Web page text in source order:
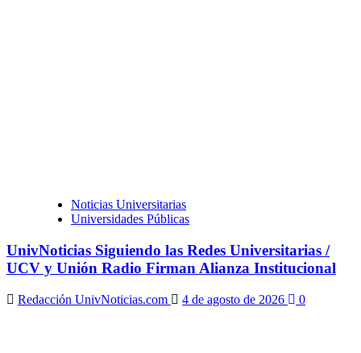
Noticias Universitarias
Universidades Públicas
UnivNoticias Siguiendo las Redes Universitarias /
UCV y Unión Radio Firman Alianza Institucional
Redacción UnivNoticias.com 4 de agosto de 2026 0